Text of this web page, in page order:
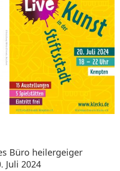
Büro heilergeiger
Juli 2024